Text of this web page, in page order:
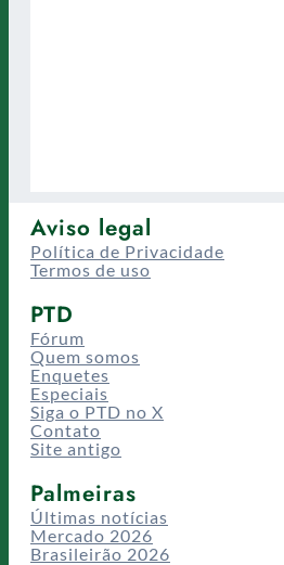
Aviso legal
Política de Privacidade
Termos de uso
PTD
Fórum
Quem somos
Enquetes
Especiais
Siga o PTD no X
Contato
Site antigo
Palmeiras
Últimas notícias
Mercado 2026
Brasileirão 2026